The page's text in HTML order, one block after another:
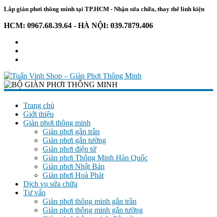
Lắp giàn phơi thông minh tại TP.HCM - Nhận sửa chữa, thay thế linh kiện
HCM: 0967.68.39.64 - HÀ NỘI: 039.7879.406
Tuấn
Vinh
Shop
Chuyên
giàn
Trang chủ
Giới thiệu
Giàn phơi thông minh
Giàn phơi gắn trần
Giàn phơi gắn tường
Giàn phơi điện tử
Giàn phơi Thông Minh Hàn Quốc
Giàn phơi Nhật Bản
Giàn phơi Hoà Phát
Dịch vụ sửa chữa
Tư vấn
Giàn phơi thông minh gắn trần
Giàn phơi thông minh gắn tường